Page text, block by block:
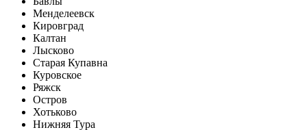
Менделеевск
Кировград
Калтан
Лысково
Старая Купавна
Куровское
Ряжск
Остров
Хотьково
Нижняя Тура